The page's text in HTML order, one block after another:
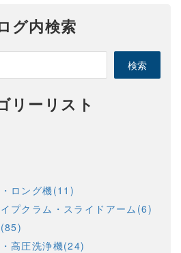
グ内検索
リーリスト
ロング機(11)
プクラム・スライドアーム(6)
高圧洗浄機(24)